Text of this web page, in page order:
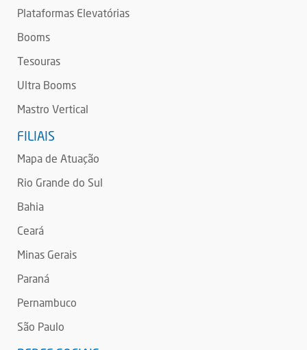
Plataformas Elevatórias
Booms
Tesouras
Ultra Booms
Mastro Vertical
FILIAIS
Mapa de Atuação
Rio Grande do Sul
Bahia
Ceará
Minas Gerais
Paraná
Pernambuco
São Paulo